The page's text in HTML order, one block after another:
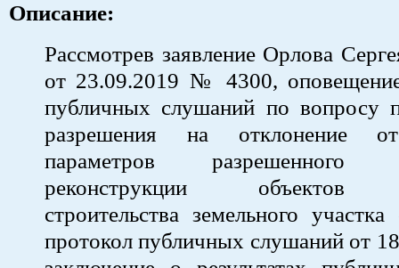
Описание:
Рассмотрев заявление Орлова
от 23.09.2019 № 4300,
публичных слушаний по вопросу
разрешения на отклонение
параметров разрешенного
реконструкции объектов
строительства земельного
протокол публичных слушаний от